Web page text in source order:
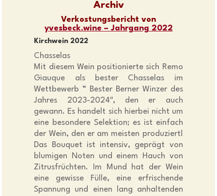
Archiv
Verkostungsbericht von
yvesbeck.wine – Jahrgang 2022
Kirchwein 2022
Chasselas
Mit diesem Wein positionierte sich Remo
Giauque als bester Chasselas im
Wettbewerb “ Bester Berner Winzer des
Jahres 2023-2024″, den er auch
gewann. Es handelt sich hierbei nicht um
eine besondere Selektion; es ist einfach
der Wein, den er am meisten produziert!
Das Bouquet ist intensiv, geprägt von
blumigen Noten und einem Hauch von
Zitrusfrüchten. Im Mund hat der Wein
eine gewisse Fülle, eine erfrischende
Spannung und einen lang anhaltenden